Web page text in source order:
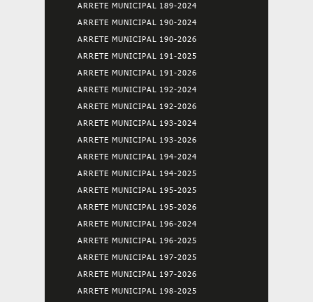
ARRETE MUNICIPAL 189-2024
ARRETE MUNICIPAL 190-2024
ARRETE MUNICIPAL 190-2026
ARRETE MUNICIPAL 191-2025
ARRETE MUNICIPAL 191-2026
ARRETE MUNICIPAL 192-2024
ARRETE MUNICIPAL 192-2026
ARRETE MUNICIPAL 193-2024
ARRETE MUNICIPAL 193-2026
ARRETE MUNICIPAL 194-2024
ARRETE MUNICIPAL 194-2025
ARRETE MUNICIPAL 195-2025
ARRETE MUNICIPAL 195-2026
ARRETE MUNICIPAL 196-2024
ARRETE MUNICIPAL 196-2025
ARRETE MUNICIPAL 197-2025
ARRETE MUNICIPAL 197-2026
ARRETE MUNICIPAL 198-2025